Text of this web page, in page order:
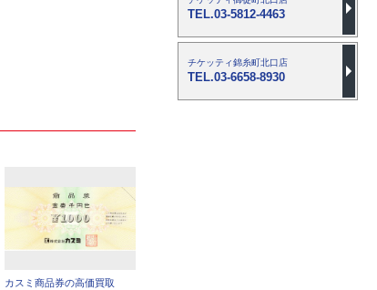
カスミ商品券の高価買取
TEL.03-5812-4463
チケッティ錦糸町北口店
TEL.03-6658-8930